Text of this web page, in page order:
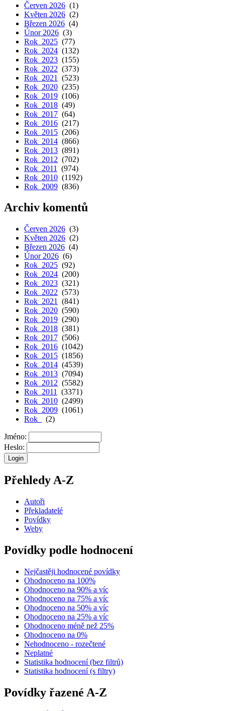
Červen 2026 (1)
Květen 2026 (2)
Březen 2026 (4)
Únor 2026 (3)
Rok 2025 (77)
Rok 2024 (132)
Rok 2023 (155)
Rok 2022 (373)
Rok 2021
(523)
Rok 2020 (235)
Rok 2019 (106)
Rok 2018 (49)
Rok 2017 (64)
Rok 2016 (217)
Rok 2015 (206)
Rok 2014 (866)
Rok 2013 (891)
Rok 2012 (702)
Rok 2011
(974)
Rok 2010 (1192)
Rok 2009 (836)
Archiv komentů
Červen 2026 (3)
Květen 2026 (2)
Březen 2026 (4)
Únor 2026 (6)
Rok 2025 (92)
Rok 2024 (200)
Rok 2023 (321)
Rok 2022 (573)
Rok 2021
(841)
Rok 2020 (590)
Rok 2019 (290)
Rok 2018 (381)
Rok 2017 (506)
Rok 2016 (1042)
Rok 2015 (1856)
Rok 2014 (4539)
Rok 2013 (7094)
Rok 2012 (5582)
Rok 2011
(3371)
Rok 2010 (2499)
Rok 2009 (1061)
Rok
(2)
Jméno:
Heslo:
Přehledy A-Z
Autoři
Překladatelé
Povídky
Weby
Povídky podle hodnocení
Nejčastěji hodnocené povídky
Ohodnoceno na 100%
Ohodnoceno na 90% a víc
Ohodnoceno na 75% a víc
Ohodnoceno na 50% a víc
Ohodnoceno na 25% a víc
Ohodnoceno méně než 25%
Ohodnoceno na 0%
Nehodnoceno - rozečtené
Neplatné
Statistika hodnocení (bez filtrů)
Statistika hodnocení (s filtry)
Povídky řazené A-Z